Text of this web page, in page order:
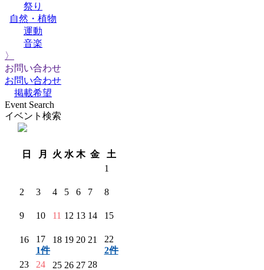
祭り
自然・植物
運動
音楽
〉
お問い合わせ
お問い合わせ
掲載希望
Event Search
イベント検索
日
月 火 水 木 金
土
1
2 3 4 5 6 7 8
9 10 11 12 13 14 15
16
17
1件
18 19 20 21
22
2件
23
24
25 26 27 28